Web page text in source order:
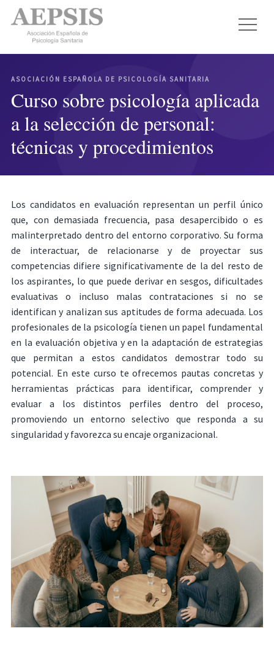
ASOCIACIÓN ESPAÑOLA DE PSICOLOGÍA SANITARIA
Curso sobre psicología aplicada
a la selección de personal:
técnicas y procedimientos
Los candidatos en evaluación representan un perfil único
que, con demasiada frecuencia, pasa desapercibido o es
malinterpretado dentro del entorno corporativo. Su forma
de interactuar, de relacionarse y de proyectar sus
competencias difiere significativamente de la del resto de
los aspirantes, lo que puede derivar en sesgos, dificultades
evaluativas o incluso malas contrataciones si no se
identifican y analizan sus aptitudes de forma adecuada. Los
profesionales de la psicología tienen un papel fundamental
en la evaluación objetiva y en la adaptación de estrategias
que permitan a estos candidatos demostrar todo su
potencial. En este curso te ofrecemos pautas concretas y
herramientas prácticas para identificar, comprender y
evaluar a los distintos perfiles dentro del proceso,
promoviendo un entorno selectivo que responda a su
singularidad y favorezca su encaje organizacional.